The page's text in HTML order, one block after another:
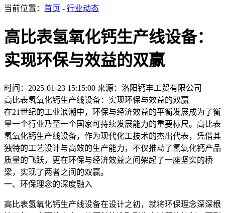
当前位置： 首页 - 行业动态
高比表氢氧化钙生产线设备：
实现环保与效益的双赢
时间：2025-01-23 15:15:00 来源：洛阳钙丰工贸有限公司
高比表氢氧化钙生产线设备：实现环保与效益的双赢
在21世纪的工业浪潮中，环保与经济效益的平衡发展成为了衡
量一个行业乃至一个国家可持续发展能力的重要标尺。高比表
氢氧化钙生产线设备，作为现代化工技术的杰出代表，凭借其
独特的工艺设计与高效的生产能力，不仅推动了氢氧化钙产品
质量的飞跃，更在环保与经济效益之间架起了一座坚实的桥
梁，实现了两者之间的双赢。
一、环保理念的深度融入
高比表氢氧化钙生产线设备在设计之初，就将环保理念深深根